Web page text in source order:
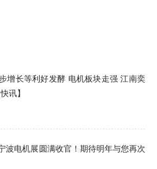
增长等利好发酵 电机板块走强 江南奕
讯】
波电机展圆满收官！期待明年与您再次